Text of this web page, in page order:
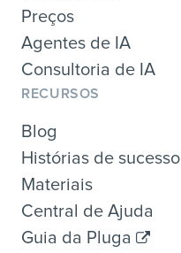
Preços
Agentes de IA
Consultoria de IA
RECURSOS
Blog
Histórias de sucesso
Materiais
Central de Ajuda
Guia da Pluga